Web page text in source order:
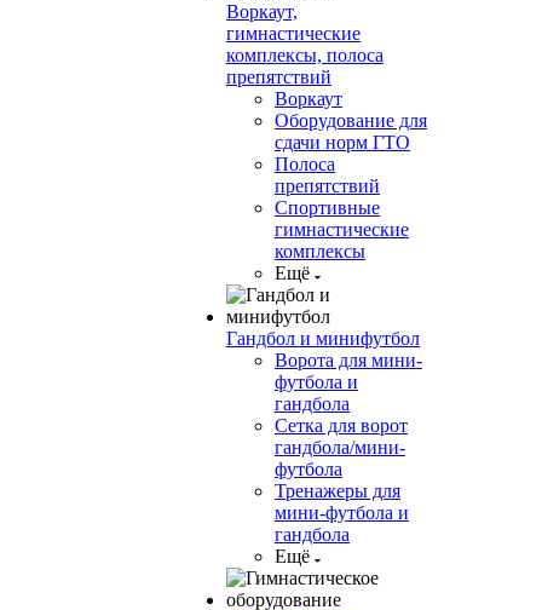
Воркаут,
гимнастические
комплексы, полоса
препятствий
Воркаут
Оборудование для
сдачи норм ГТО
Полоса
препятствий
Спортивные
гимнастические
комплексы
Ещё
Гандбол и минифутбол
Ворота для мини-
футбола и
гандбола
Сетка для ворот
гандбола/мини-
футбола
Тренажеры для
мини-футбола и
гандбола
Ещё